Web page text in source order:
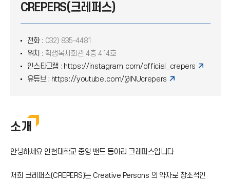
함성
젊은 영상
순수음악창작동아리 '포크라인'
CREPERS(크레퍼스)
전화 : 032) 835-4481
위치 : 학생복지회관 4층 414호
인스타그램 : https://instagram.com/official_crepers
유튜브 : https://youtube.com/@INUcrepers
소개
안녕하세요 인천대학교 중앙 밴드 동아리 크레퍼스입니다
저희 크레퍼스(CREPERS)는 Creative Persons 의 약자로 창조적인